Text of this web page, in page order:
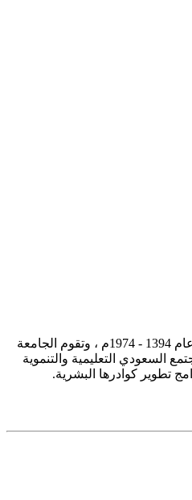
تأسست جامعة الإمام محمد بن سعود الإسلامية ممثلة في كلية الشريعة في سنة 1373هـ 1953م، وتطورت منذ ذلك الحين بصورة جذرية حتى أصبحت جامعة في عام 1394 - 1974م ، وتقوم الجامعة
السعودي التعليمية والتنموية
تطوير كوادرها البشرية.